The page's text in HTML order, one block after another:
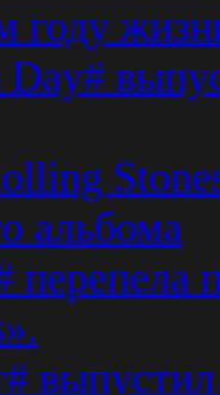
году
Day#
альбома
перепела